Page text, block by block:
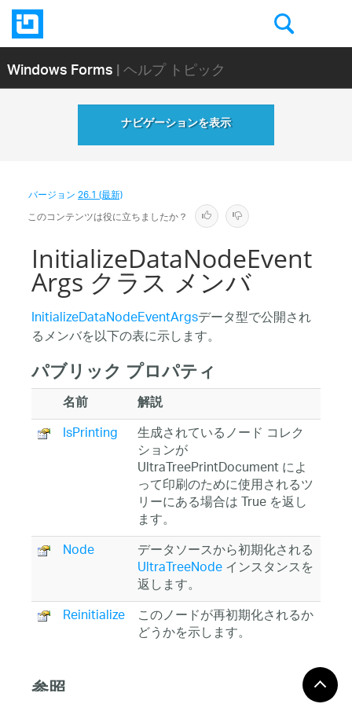
Windows Forms| ヘルプ トピック
ナビゲーションを表示
バージョン26.1 (最新)
このコンテンツは役に立ちましたか？
InitializeDataNodeEvent
Args クラス メンバ
InitializeDataNodeEventArgsデータ型で公開され
るメンバを以下の表に示します。
パブリック プロパティ
名前 解説
IsPrinting 生成されているノード コレク
ションが
UltraTreePrintDocument によ
って印刷のために使用されるツ
リーにある場合は True を返し
ます。
Node
データソースから初期化される
UltraTreeNodeインスタンスを
返します。
Reinitialize このノードが再初期化されるか
どうかを示します。
参照